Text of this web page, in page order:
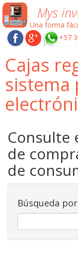
Mys
Una forma
+57
Cajas
sistema
Consulte
de
de
Búsqueda